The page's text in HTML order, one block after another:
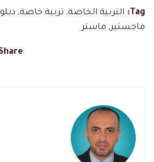
Tag: التربية الخاصة, تربية خاصة,
ماجستير, ماستر